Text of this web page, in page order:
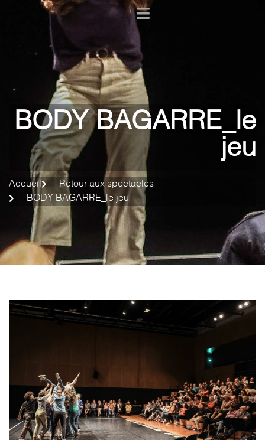
BODY BAGARRE_le
jeu
Accueil
Retour aux spectacles
BODY BAGARRE_le jeu